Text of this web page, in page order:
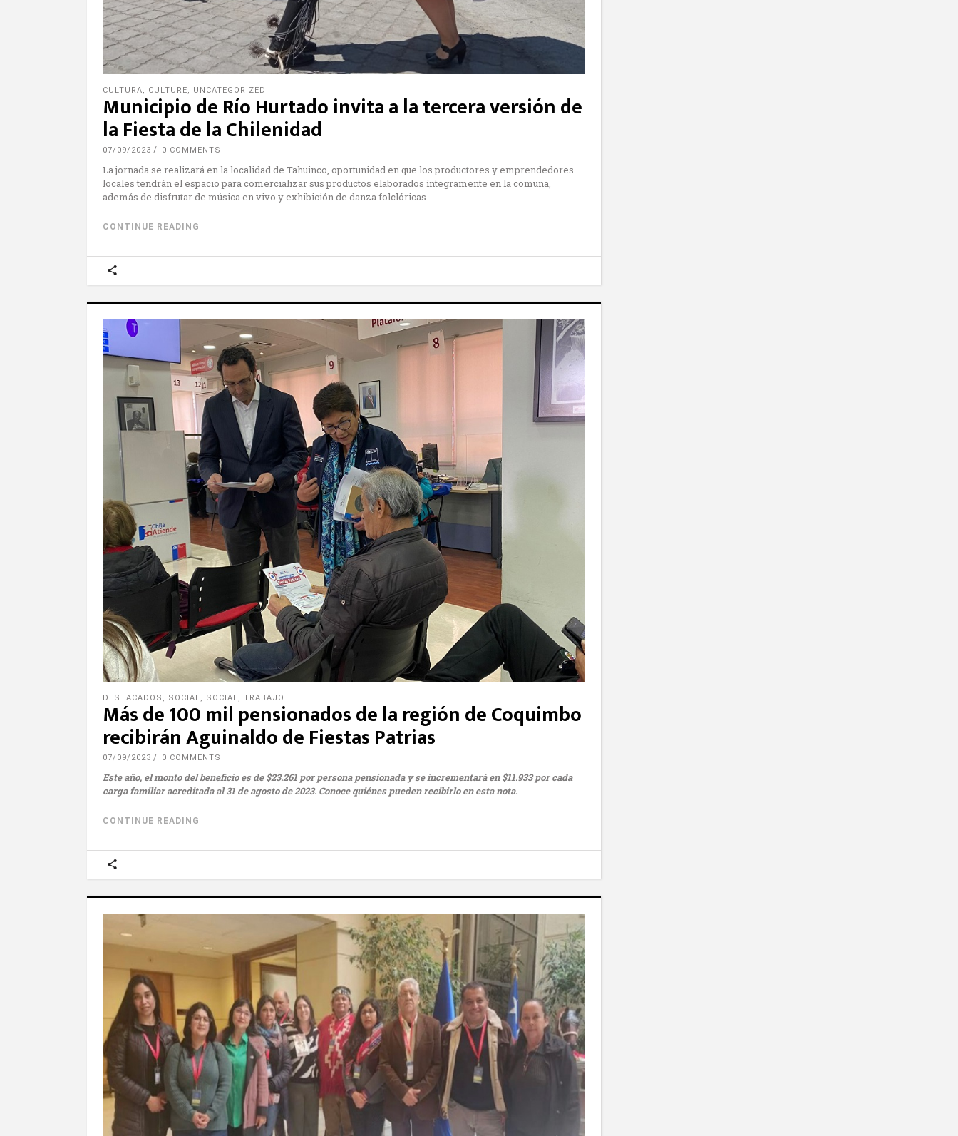
CULTURA, CULTURE, UNCATEGORIZED
Municipio de Río Hurtado invita a la tercera versión de
la Fiesta de la Chilenidad
07/09/2023 0 COMMENTS
La jornada se realizará en la localidad de Tahuinco, oportunidad en que los productores y emprendedores
locales tendrán el espacio para comercializar sus productos elaborados íntegramente en la comuna,
además de disfrutar de música en vivo y exhibición de danza folclóricas.
CONTINUE READING
DESTACADOS , SOCIAL, SOCIAL, TRABAJO
Más de 100 mil pensionados de la región de Coquimbo
recibirán Aguinaldo de Fiestas Patrias
07/09/2023 0 COMMENTS
Este año, el monto del beneficio es de $23.261 por persona pensionada y se incrementará en $11.933 por cada
carga familiar acreditada al 31 de agosto de 2023. Conoce quiénes pueden recibirlo en esta nota.
CONTINUE READING